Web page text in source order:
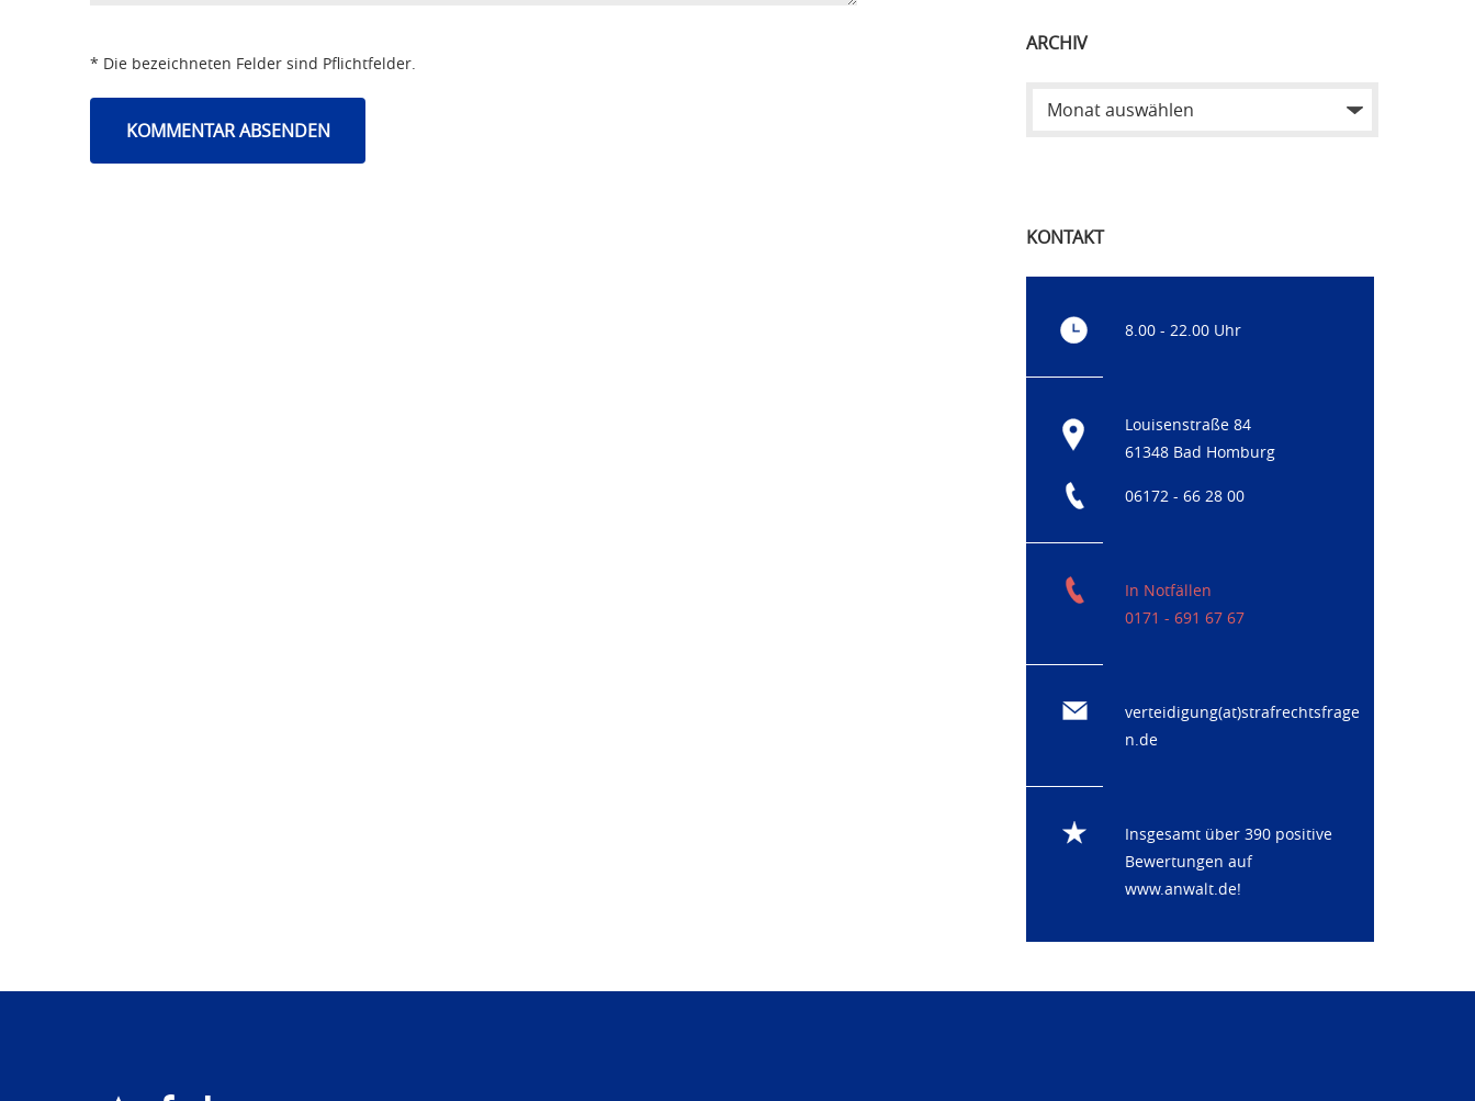
* Die bezeichneten Felder sind Pflichtfelder.
ARCHIV
KONTAKT
8.00 - 22.00 Uhr
Louisenstraße 84
61348 Bad Homburg
06172 - 66 28 00
In Notfällen
0171 - 691 67 67
verteidigung(at)strafrechtsfrage
n.de
Insgesamt über 390 positive
Bewertungen auf
www.anwalt.de!